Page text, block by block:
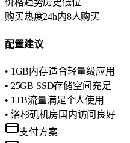
价格趋势历史低位
购买热度24h内8人购买
配置建议
• 1GB内存适合轻量级应用
• 25GB SSD存储空间充足
• 1TB流量满足个人使用
• 洛杉矶机房国内访问良好
支付方案